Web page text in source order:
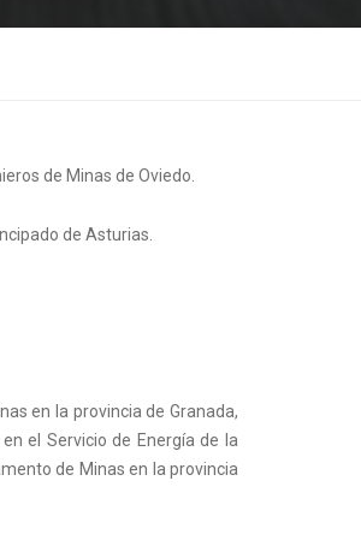
de Minas de Oviedo.
de Asturias.
en la provincia de Granada,
el Servicio de Energía de la
de Minas en la provincia